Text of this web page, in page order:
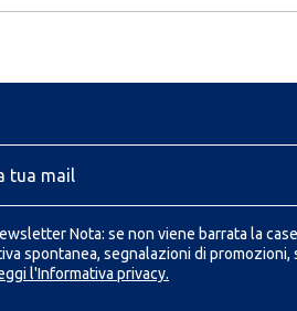
Nota: se non viene barrata la
spontanea, segnalazioni di
l'Informativa privacy.